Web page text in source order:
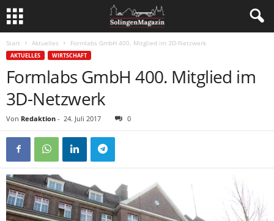
Start Aktuelles Formlabs GmbH 400. Mitglied im 3D-Netzwerk
AKTUELLES WIRTSCHAFT
Formlabs GmbH 400. Mitglied im
3D-Netzwerk
Von Redaktion - 24. Juli 2017 0